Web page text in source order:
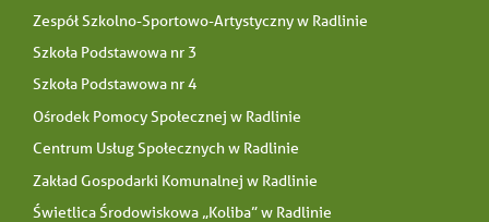
Zespół Szkolno-Sportowo-Artystyczny w Radlinie
Szkoła Podstawowa nr 3
Szkoła Podstawowa nr 4
Ośrodek Pomocy Społecznej w Radlinie
Centrum Usług Społecznych w Radlinie
Zakład Gospodarki Komunalnej w Radlinie
Świetlica Środowiskowa „Koliba” w Radlinie